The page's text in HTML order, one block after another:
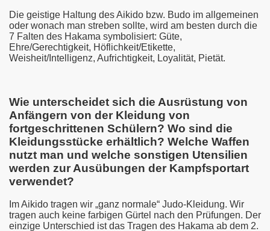
Die geistige Haltung des Aikido bzw. Budo im allgemeinen
oder wonach man streben sollte, wird am besten durch die
7 Falten des Hakama symbolisiert: Güte,
Ehre/Gerechtigkeit, Höflichkeit/Etikette,
Weisheit/Intelligenz, Aufrichtigkeit, Loyalität, Pietät.
Wie unterscheidet sich die Ausrüstung von
Anfängern von der Kleidung von
fortgeschrittenen Schülern? Wo sind die
Kleidungsstücke erhältlich? Welche Waffen
nutzt man und welche sonstigen Utensilien
werden zur Ausübungen der Kampfsportart
verwendet?
Im Aikido tragen wir „ganz normale“ Judo-Kleidung. Wir
tragen auch keine farbigen Gürtel nach den Prüfungen. Der
einzige Unterschied ist das Tragen des Hakama ab dem 2.